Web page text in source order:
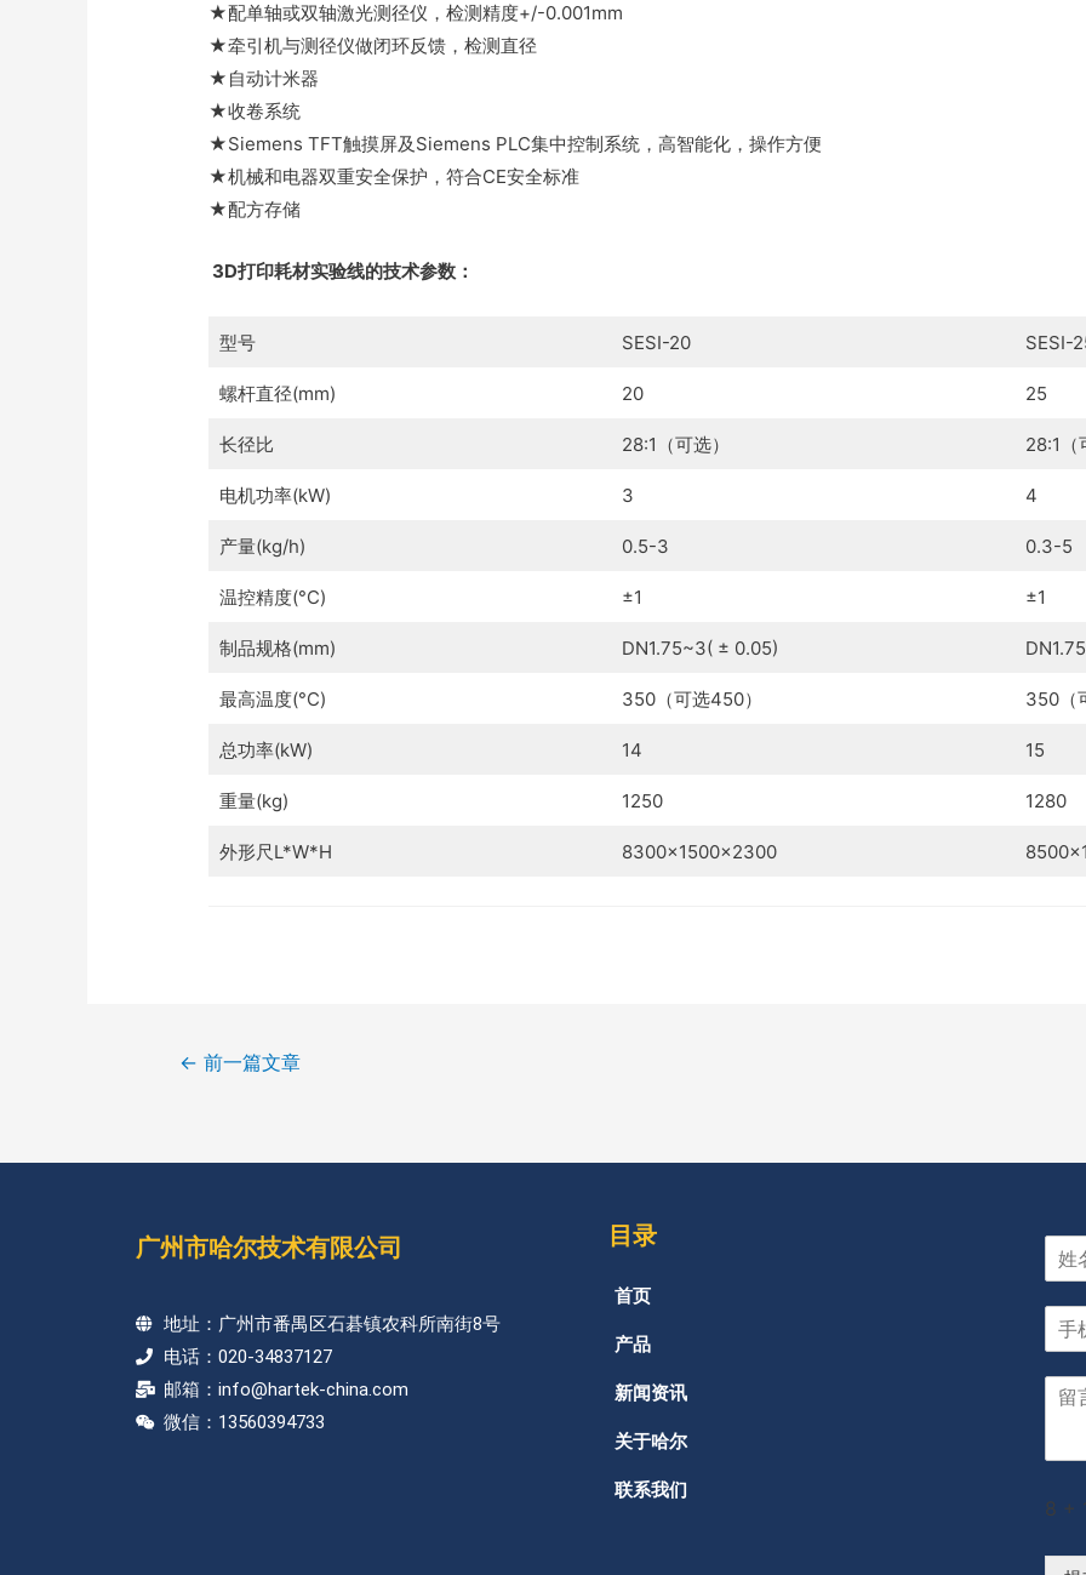
★配单轴或双轴激光测径仪，检测精度+/-0.001mm
★牵引机与测径仪做闭环反馈，检测直径
★自动计米器
★收卷系统
★Siemens TFT触摸屏及Siemens PLC集中控制系统，高智能化，操作方便
★机械和电器双重安全保护，符合CE安全标准
★配方存储
3D打印耗材实验线的技术参数：
型号 SESI-20 SESI-
螺杆直径(mm) 20 25
长径比 28:1（可选） 28:1（
电机功率(kW) 3 4
产量(kg/h) 0.5-3 0.3-5
温控精度(°C) ±1 ±1
制品规格(mm) DN1.75~3( ± 0.05)
最高温度(°C) 350（可选450） 350（
总功率(kW) 14 15
重量(kg) 1250 1280
外形尺L*W*H 8300×1500×2300
← 前一篇文章
广州市哈尔技术有限公司
地址：广州市番禺区石碁镇农科所南街8号
电话：020-34837127
邮箱：info@hartek-china.com
微信：13560394733
目录
首页
产品
新闻资讯
关于哈尔
联系我们
8 +